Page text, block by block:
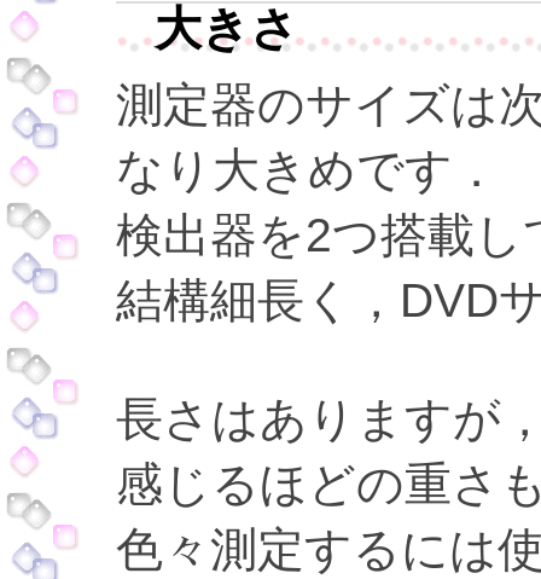
大きさ
測定器のサイズは
なり大きめです．
検出器を2つ搭載
結構細長く，DVD
長さはありますが
感じるほどの重さ
色々測定するには